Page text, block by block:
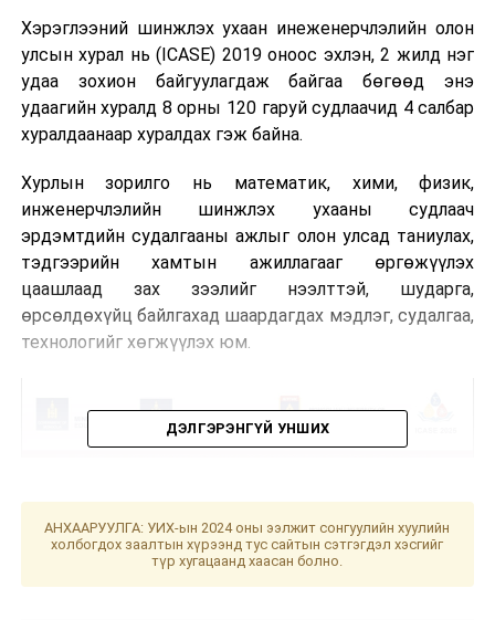
Хэрэглээний шинжлэх ухаан инеженерчлэлийн олон
улсын хурал нь (ICASE) 2019 оноос эхлэн, 2 жилд нэг
удаа зохион байгуулагдаж байгаа бөгөөд энэ
удаагийн хуралд 8 орны 120 гаруй судлаачид 4 салбар
хуралдаанаар хуралдах гэж байна.
Хурлын зорилго нь математик, хими, физик,
инженерчлэлийн шинжлэх ухааны судлаач
эрдэмтдийн судалгааны ажлыг олон улсад таниулах,
тэдгээрийн хамтын ажиллагааг өргөжүүлэх
цаашлаад зах зээлийг нээлттэй, шударга,
өрсөлдөхүйц байлгахад шаардагдах мэдлэг, судалгаа,
технологийг хөгжүүлэх юм.
ДЭЛГЭРЭНГҮЙ УНШИХ
АНХААРУУЛГА: УИХ-ын 2024 оны ээлжит сонгуулийн хуулийн
холбогдох заалтын хүрээнд тус сайтын сэтгэгдэл хэсгийг
түр хугацаанд хаасан болно.